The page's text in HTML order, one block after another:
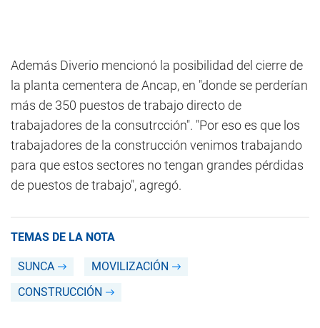
Además Diverio mencionó la posibilidad del cierre de
la planta cementera de Ancap, en "donde se perderían
más de 350 puestos de trabajo directo de
trabajadores de la consutrcción". "Por eso es que los
trabajadores de la construcción venimos trabajando
para que estos sectores no tengan grandes pérdidas
de puestos de trabajo", agregó.
TEMAS DE LA NOTA
SUNCA
MOVILIZACIÓN
CONSTRUCCIÓN